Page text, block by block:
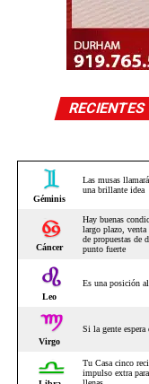
RECIENTES